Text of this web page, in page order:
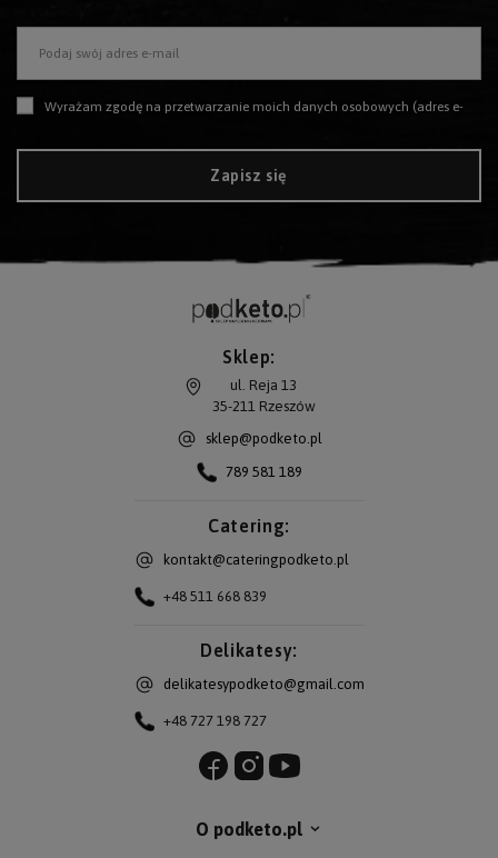
Podaj swój adres e-mail
Wyrażam zgodę na przetwarzanie moich danych osobowych (adres e-mail) na potrzeby wysyłki newslettera z informacją handlową (marketing). Więcej w
Zapisz się
Sklep:
ul. Reja 13
35-211 Rzeszów
sklep@podketo.pl
789 581 189
Catering:
kontakt@cateringpodketo.pl
+48 511 668 839
Delikatesy:
delikatesypodketo@gmail.com
+48 727 198 727
O podketo.pl